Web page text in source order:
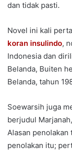
dan tidak pasti.
Novel ini kali
koran insulindo,
Indonesia dan
Belanda, Buiten
Belanda, tahun
Soewarsih juga
berjudul
Alasan penolakan
penolakan itu;